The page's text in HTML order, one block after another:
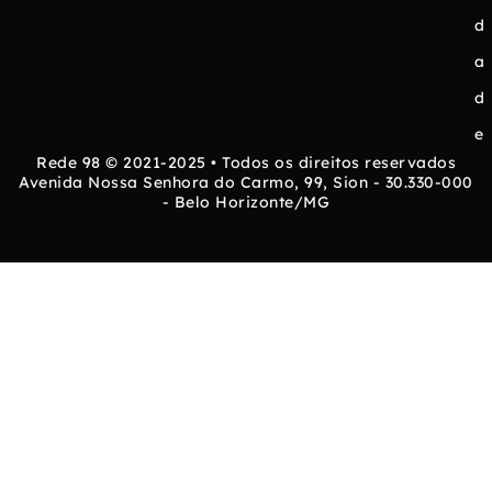
d
a
d
e
Rede 98 © 2021-2025 • Todos os direitos reservados
Avenida Nossa Senhora do Carmo, 99, Sion - 30.330-000
- Belo Horizonte/MG